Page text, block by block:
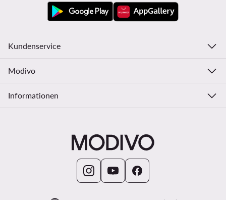
Kundenservice
Modivo
Informationen